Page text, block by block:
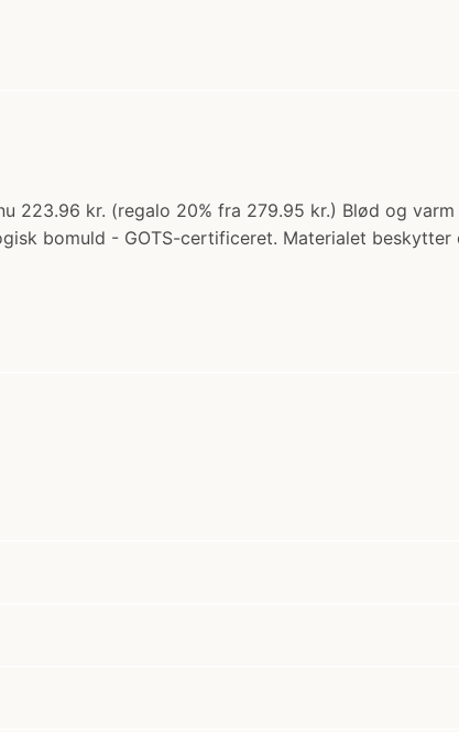
223.96 kr. (regalo 20% fra 279.95 kr.) Blød og
bomuld - GOTS-certificeret. Materialet